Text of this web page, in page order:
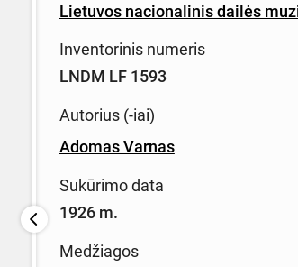
Lietuvos nacionalinis dailės
Inventorinis numeris
LNDM LF 1593
Autorius (-iai)
Adomas Varnas
Sukūrimo data
1926 m.
Medžiagos